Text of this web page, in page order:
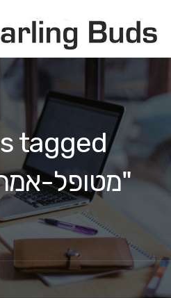
tagged
"מטופל-